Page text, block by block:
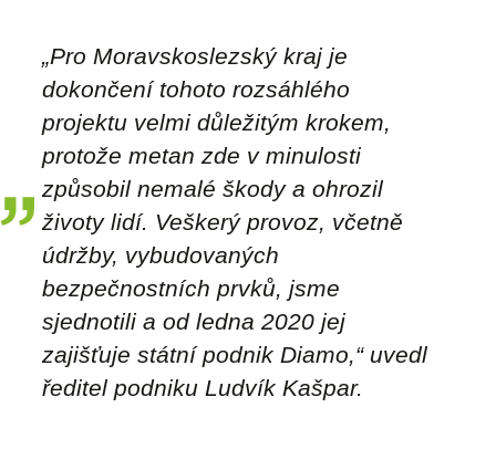
„Pro Moravskoslezský kraj je
dokončení tohoto rozsáhlého
projektu velmi důležitým krokem,
protože metan zde v minulosti
způsobil nemalé škody a ohrozil
životy lidí. Veškerý provoz, včetně
údržby, vybudovaných
bezpečnostních prvků, jsme
sjednotili a od ledna 2020 jej
zajišťuje státní podnik Diamo,“ uvedl
ředitel podniku Ludvík Kašpar.